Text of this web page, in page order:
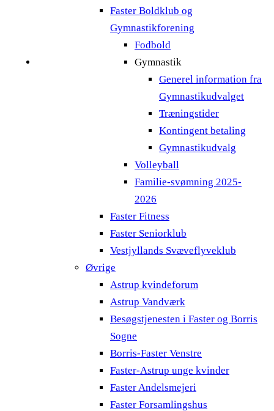
Faster Boldklub og
Gymnastikforening
Fodbold
Gymnastik
Generel information fra
Gymnastikudvalget
Træningstider
Kontingent betaling
Gymnastikudvalg
Volleyball
Familie-svømning 2025-
2026
Faster Fitness
Faster Seniorklub
Vestjyllands Svæveflyveklub
Øvrige
Astrup kvindeforum
Astrup Vandværk
Besøgstjenesten i Faster og Borris
Sogne
Borris-Faster Venstre
Faster-Astrup unge kvinder
Faster Andelsmejeri
Faster Forsamlingshus